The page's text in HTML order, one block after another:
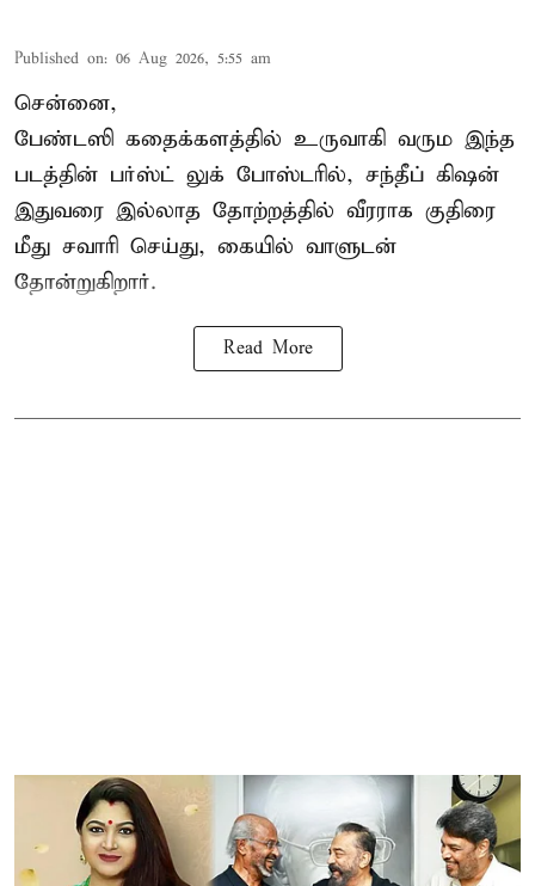
Published on: 06 Aug 2026, 5:55 am
சென்னை,
பேண்டஸி கதைக்களத்தில் உருவாகி வரும இந்த
படத்தின் பர்ஸ்ட் லுக் போஸ்டரில், சந்தீப் கிஷன்
இதுவரை இல்லாத தோற்றத்தில் வீரராக குதிரை
மீது சவாரி செய்து, கையில் வாளுடன்
தோன்றுகிறார்.
Read More